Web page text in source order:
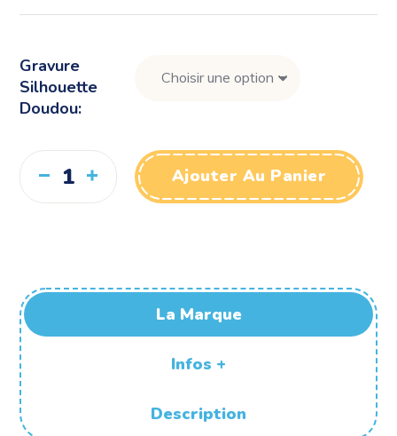
Gravure
Silhouette
Doudou
Ajouter Au Panier
La Marque
Infos +
Description